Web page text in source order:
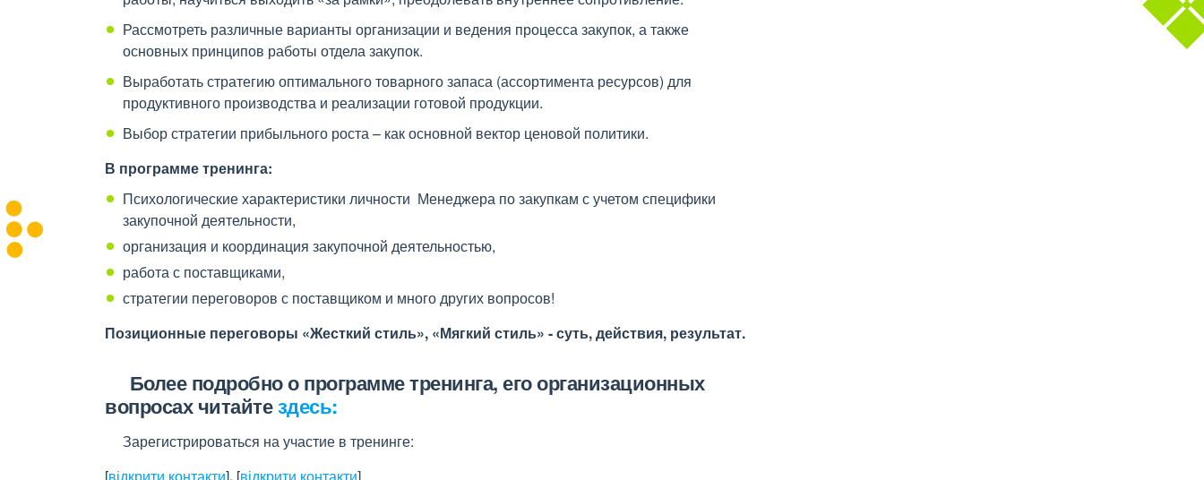
Рассмотреть различные варианты организации и ведения процесса закупок, а также
основных принципов работы отдела закупок.
Выработать стратегию оптимального товарного запаса (ассортимента ресурсов) для
продуктивного производства и реализации готовой продукции.
Выбор стратегии прибыльного роста – как основной вектор ценовой политики.
В программе тренинга:
Психологические характеристики личности Менеджера по закупкам с учетом специфики
закупочной деятельности,
организация и координация закупочной деятельностью,
работа с поставщиками,
стратегии переговоров с поставщиком и много других вопросов!
Позиционные переговоры «Жесткий стиль», «Мягкий стиль» - суть, действия, результат.
Более подробно о программе тренинга, его организационных
вопросах читайтездесь:
Зарегистрироваться на участие в тренинге: